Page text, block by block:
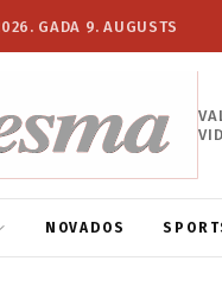
GADA 9. AUGUSTS
NOVADOS